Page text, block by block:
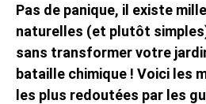
Pas de panique, il existe
naturelles (et plutôt
sans transformer votre
bataille chimique ! Voici les
les plus redoutées par les